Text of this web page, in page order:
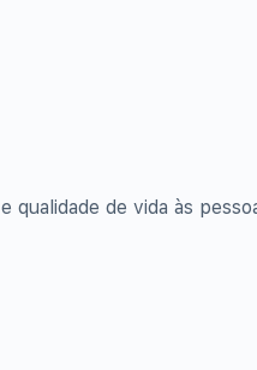
de vida às